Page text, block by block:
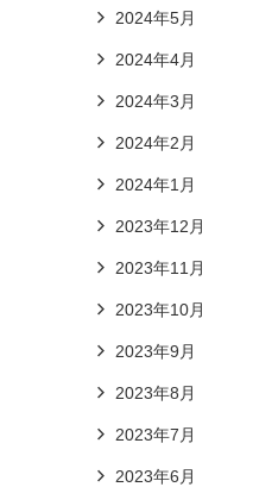
2024年5月
2024年4月
2024年3月
2024年2月
2024年1月
2023年12月
2023年11月
2023年10月
2023年9月
2023年8月
2023年7月
2023年6月